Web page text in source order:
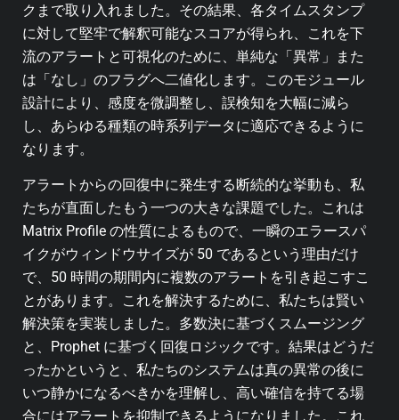
クまで取り入れました。その結果、各タイムスタンプ
に対して堅牢で解釈可能なスコアが得られ、これを下
流のアラートと可視化のために、単純な「異常」また
は「なし」のフラグへ二値化します。このモジュール
設計により、感度を微調整し、誤検知を大幅に減ら
し、あらゆる種類の時系列データに適応できるように
なります。
アラートからの回復中に発生する断続的な挙動も、私
たちが直面したもう一つの大きな課題でした。これは
Matrix Profile の性質によるもので、一瞬のエラースパ
イクがウィンドウサイズが 50 であるという理由だけ
で、50 時間の期間内に複数のアラートを引き起こすこ
とがあります。これを解決するために、私たちは賢い
解決策を実装しました。多数決に基づくスムージング
と、Prophet に基づく回復ロジックです。結果はどうだ
ったかというと、私たちのシステムは真の異常の後に
いつ静かになるべきかを理解し、高い確信を持てる場
合にはアラートを抑制できるようになりました。これ